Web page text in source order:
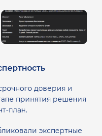
доверия и
принятия решения
план.
экспертные